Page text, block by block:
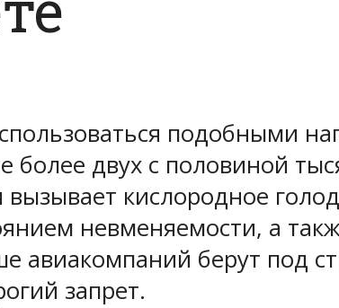
подобными
более двух с половиной
вызывает кислородное
невменяемости, а
авиакомпаний берут под
запрет.